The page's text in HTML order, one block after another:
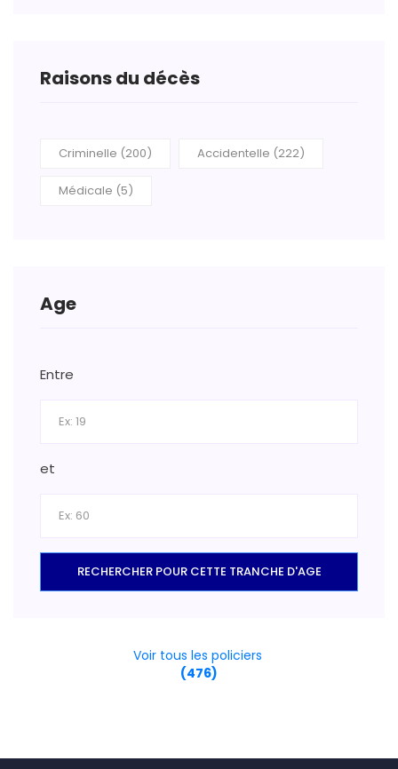
Raisons du décès
Criminelle (200) Accidentelle (222)
Médicale (5)
Age
Entre
et
RECHERCHER POUR CETTE TRANCHE D'AGE
Voir tous les policiers
(476)